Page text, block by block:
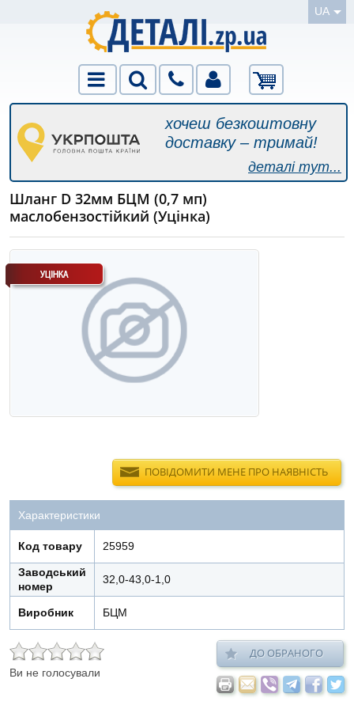
UA
хочеш безкоштовну
доставку – тримай!
деталі тут...
Шланг D 32мм БЦМ (0,7 мп)
маслобензостійкий (Уцінка)
ПОВІДОМИТИ МЕНЕ ПРО НАЯВНІСТЬ
Характеристики
Код товару 25959
Заводський
номер
32,0-43,0-1,0
Виробник БЦМ
Ви не голосували
ДО ОБРАНОГО